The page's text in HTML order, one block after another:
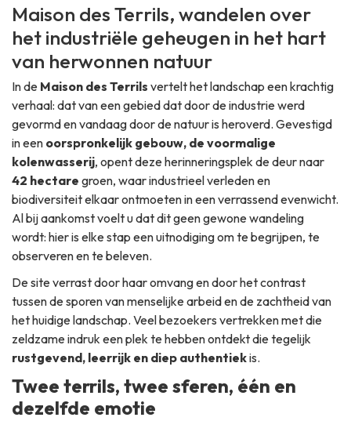
Maison des Terrils, wandelen over
het industriële geheugen in het hart
van herwonnen natuur
In de Maison des Terrils vertelt het landschap een krachtig
verhaal: dat van een gebied dat door de industrie werd
gevormd en vandaag door de natuur is heroverd. Gevestigd
in een oorspronkelijk gebouw, de voormalige
kolenwasserij, opent deze herinneringsplek de deur naar
42 hectare groen, waar industrieel verleden en
biodiversiteit elkaar ontmoeten in een verrassend evenwicht.
Al bij aankomst voelt u dat dit geen gewone wandeling
wordt: hier is elke stap een uitnodiging om te begrijpen, te
observeren en te beleven.
De site verrast door haar omvang en door het contrast
tussen de sporen van menselijke arbeid en de zachtheid van
het huidige landschap. Veel bezoekers vertrekken met die
zeldzame indruk een plek te hebben ontdekt die tegelijk
rustgevend, leerrijk en diep authentiekis.
Twee terrils, twee sferen, één en
dezelfde emotie